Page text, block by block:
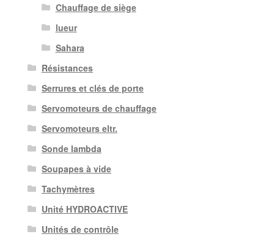
Chauffage de siège
lueur
Sahara
Résistances
Serrures et clés de porte
Servomoteurs de chauffage
Servomoteurs eltr.
Sonde lambda
Soupapes à vide
Tachymètres
Unité HYDROACTIVE
Unités de contrôle